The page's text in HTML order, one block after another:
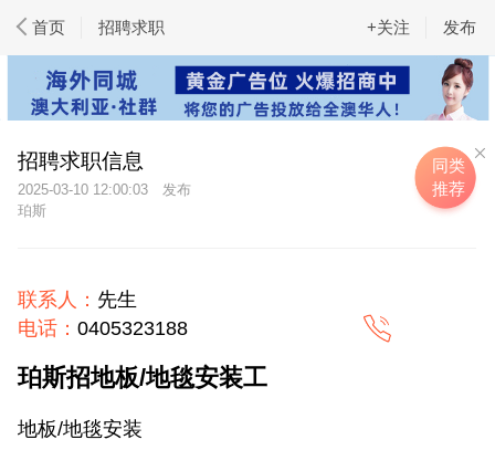
首页 招聘求职 发布
+关注
招聘求职信息
2025-03-10 12:00:03
珀斯
联系人： 先生
电话： 0405323188
珀斯招地板/地毯安装工
地板/地毯安装
同类
推荐